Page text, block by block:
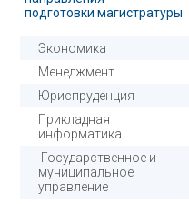
подготовки магистратуры
Экономика
Менеджмент
Юриспруденция
Прикладная
информатика
Государственное и
муниципальное
управление